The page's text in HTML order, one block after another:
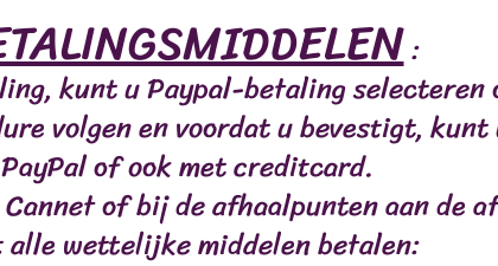
:
kunt u Paypal-betaling selecteren
volgen en voordat u bevestigt,
PayPal of ook met creditcard.
of bij de afhaalpunten aan de
alle wettelijke middelen betalen: